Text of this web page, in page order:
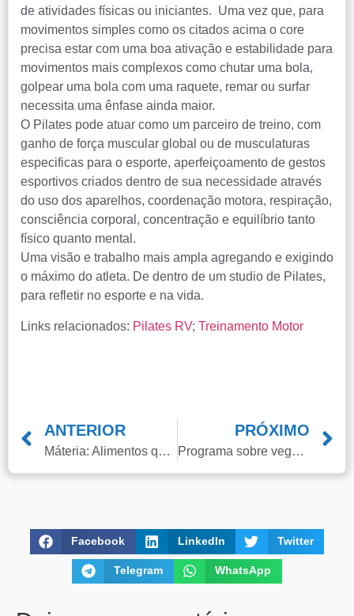
de atividades físicas ou iniciantes. Uma vez que, para
movimentos simples como os citados acima o core
precisa estar com uma boa ativação e estabilidade para
movimentos mais complexos como chutar uma bola,
golpear uma bola com uma raquete, remar ou surfar
necessita uma ênfase ainda maior.
O Pilates pode atuar como um parceiro de treino, com
ganho de força muscular global ou de musculaturas
especificas para o esporte, aperfeiçoamento de gestos
esportivos criados dentro de sua necessidade através
do uso dos aparelhos, coordenação motora, respiração,
consciência corporal, concentração e equilíbrio tanto
físico quanto mental.
Uma visão e trabalho mais ampla agregando e exigindo
o máximo do atleta. De dentro de um studio de Pilates,
para refletir no esporte e na vida.
Links relacionados: Pilates RV; Treinamento Motor
ANTERIOR
Máteria: Alimentos que podem combater o estresse.
PRÓXIMO
Programa sobre veganos x carnívoros com participação do Instituto RV
Facebook LinkedIn Twitter
Telegram WhatsApp
Antes de iniciar o seu tratamento, iremos fazer uma
sua coluna e nossos profissionais indicarão qual o melhor